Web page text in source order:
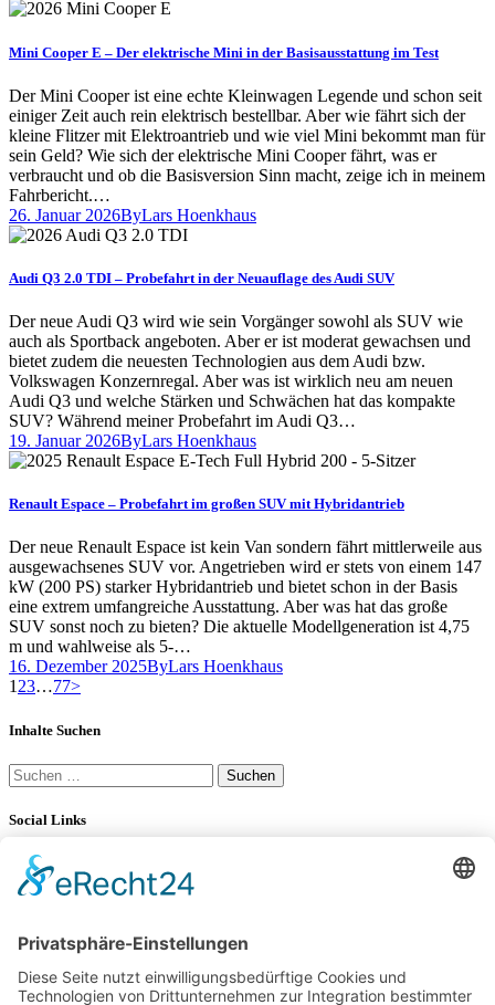
Mini Cooper E – Der elektrische Mini in der Basisausstattung im Test
Der Mini Cooper ist eine echte Kleinwagen Legende und schon seit
einiger Zeit auch rein elektrisch bestellbar. Aber wie fährt sich der
kleine Flitzer mit Elektroantrieb und wie viel Mini bekommt man für
sein Geld? Wie sich der elektrische Mini Cooper fährt, was er
verbraucht und ob die Basisversion Sinn macht, zeige ich in meinem
Fahrbericht.…
26. Januar 2026ByLars Hoenkhaus
Audi Q3 2.0 TDI – Probefahrt in der Neuauflage des Audi SUV
Der neue Audi Q3 wird wie sein Vorgänger sowohl als SUV wie
auch als Sportback angeboten. Aber er ist moderat gewachsen und
bietet zudem die neuesten Technologien aus dem Audi bzw.
Volkswagen Konzernregal. Aber was ist wirklich neu am neuen
Audi Q3 und welche Stärken und Schwächen hat das kompakte
SUV? Während meiner Probefahrt im Audi Q3…
19. Januar 2026ByLars Hoenkhaus
Renault Espace – Probefahrt im großen SUV mit Hybridantrieb
Der neue Renault Espace ist kein Van sondern fährt mittlerweile aus
ausgewachsenes SUV vor. Angetrieben wird er stets von einem 147
kW (200 PS) starker Hybridantrieb und bietet schon in der Basis
eine extrem umfangreiche Ausstattung. Aber was hat das große
SUV sonst noch zu bieten? Die aktuelle Modellgeneration ist 4,75
m und wahlweise als 5-…
16. Dezember 2025ByLars Hoenkhaus
Seitennummerierung
der
Page
1Page
2Page
3…Page
77>
Inhalte Suchen
Suchen
nach:
Social Links
YouTube
LinkedIn 0